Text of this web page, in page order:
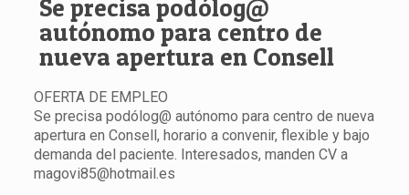
Se precisa podólog@
autónomo para centro de
nueva apertura en Consell
OFERTA DE EMPLEO
Se precisa podólog@ autónomo para centro de nueva
apertura en Consell, horario a convenir, flexible y bajo
demanda del paciente. Interesados, manden CV a
magovi85@hotmail.es